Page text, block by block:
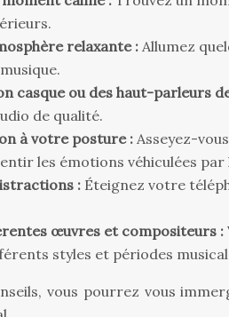
relaxante : Allumez
casque ou des haut-parleurs
de qualité.
à votre posture :Asseyez-
les émotions véhiculées par
: Éteignez votre
œuvres et compositeurs :
styles et périodes
vous pourrez vous